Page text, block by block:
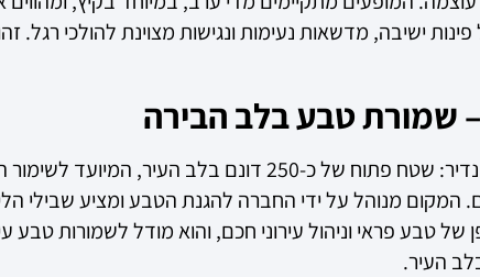
ישיבה, מדשאות נעימות ונגישות מצוינת להולכי רגל.
עמק הצבאים הוא פלא טבע נדיר: שטח פתוח של כ-
המקום מנוהל על ידי החברה להגנת הטבע ומציע שבילי
של טבע פראי וניהול עירוני חכם, והוא מודל לשמורות
העיר.